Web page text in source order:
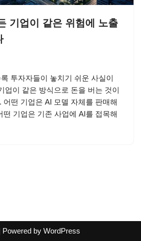
기업이 같은 위험에 노출
투자자들이 놓치기 쉬운 사실이
업이 같은 방식으로 돈을 버는 것이
어떤 기업은 AI 모델 자체를 판매해
떤 기업은 기존 사업에 AI를 접목해
by WordPress